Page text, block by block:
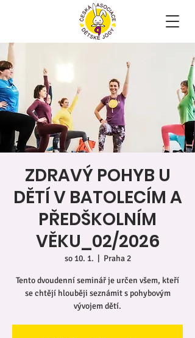
ZDRAVÝ POHYB U
DĚTÍ V BATOLECÍM A
PŘEDŠKOLNÍM
VĚKU_02/2026
so 10. 1. Praha 2
Tento dvoudenní seminář je určen všem, kteří
se chtějí hlouběji seznámit s pohybovým
vývojem dětí.